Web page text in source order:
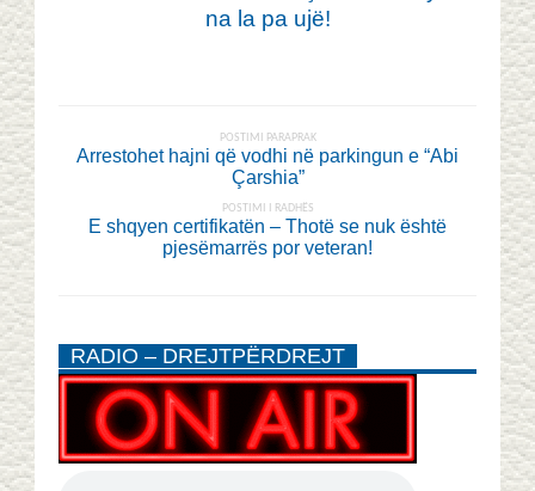
na la pa ujë!
POSTIMI PARAPRAK
Arrestohet hajni që vodhi në parkingun e “Abi
Çarshia”
POSTIMI I RADHËS
E shqyen certifikatën – Thotë se nuk është
pjesëmarrës por veteran!
RADIO – DREJTPËRDREJT